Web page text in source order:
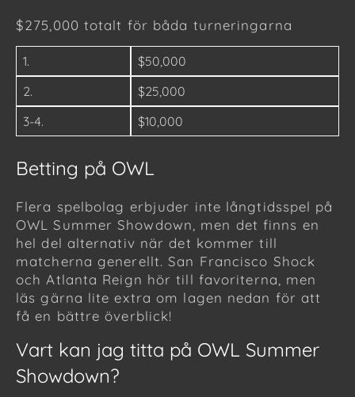
$275,000 totalt för båda turneringarna
1.
$50,000
2.
$25,000
3-4.
$10,000
Betting på OWL
Flera spelbolag erbjuder inte långtidsspel på
OWL Summer Showdown, men det finns en
hel del alternativ när det kommer till
matcherna generellt. San Francisco Shock
och Atlanta Reign hör till favoriterna, men
läs gärna lite extra om lagen nedan för att
få en bättre överblick!
Vart kan jag titta på OWL Summer
Showdown?